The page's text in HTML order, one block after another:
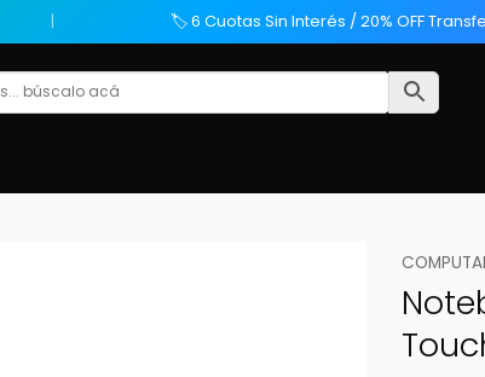
🏷️ 6 Cuotas Sin Interés / 20% OFF